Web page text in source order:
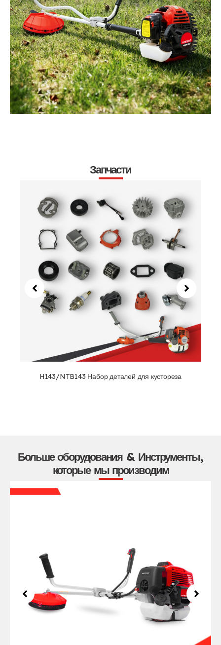
Запчасти
H143/NTB143 Набор деталей для кустореза
Больше оборудования & Инструменты,
которые мы производим